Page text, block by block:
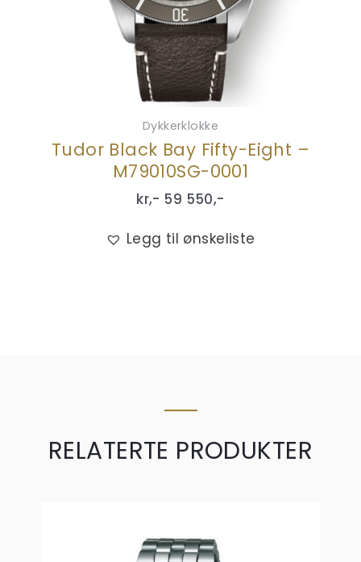
Dykkerklokke
Tudor Black Bay Fifty-Eight –
M79010SG-0001
kr,- 59 550,-
Legg til ønskeliste
RELATERTE PRODUKTER